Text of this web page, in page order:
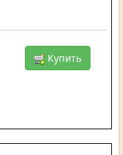
Купить